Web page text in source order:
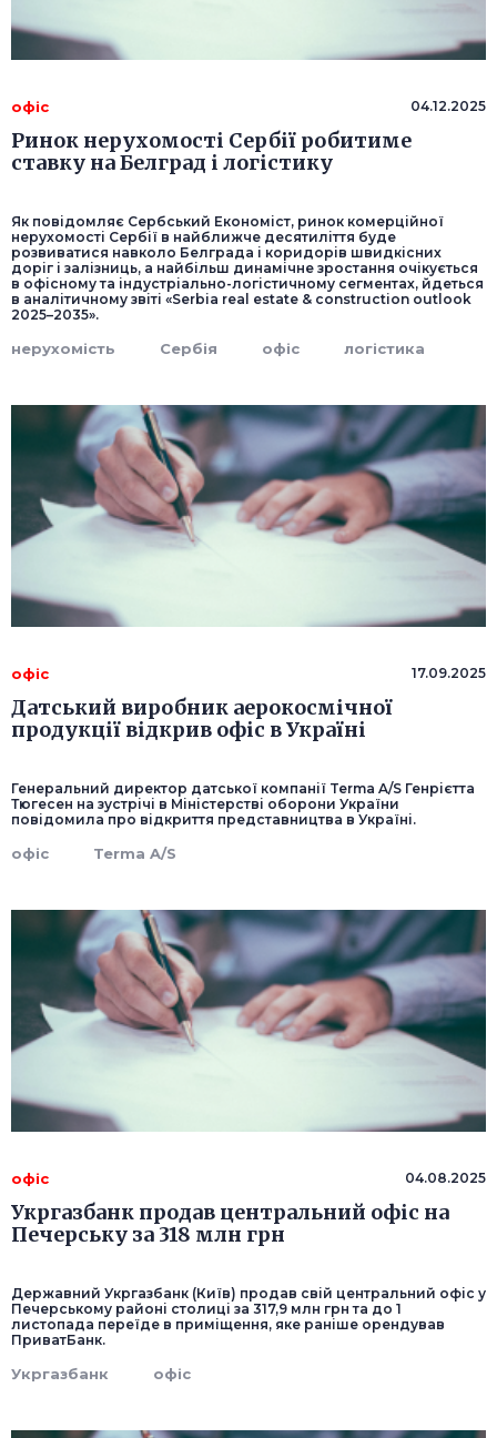
офіс 04.12.2025
Ринок нерухомості Сербії робитиме
ставку на Белград і логістику
Як повідомляє Сербський Економіст, ринок комерційної
нерухомості Сербії в найближче десятиліття буде
розвиватися навколо Белграда і коридорів швидкісних
доріг і залізниць, а найбільш динамічне зростання очікується
в офісному та індустріально-логістичному сегментах, йдеться
в аналітичному звіті «Serbia real estate & construction outlook
2025–2035».
нерухомість Сербія офіс логістика
офіс 17.09.2025
Датський виробник аерокосмічної
продукції відкрив офіс в Україні
Генеральний директор датської компанії Terma A/S Генрієтта
Тюгесен на зустрічі в Міністерстві оборони України
повідомила про відкриття представництва в Україні.
офіс Terma A/S
офіс 04.08.2025
Укргазбанк продав центральний офіс на
Печерську за 318 млн грн
Державний Укргазбанк (Київ) продав свій центральний офіс у
Печерському районі столиці за 317,9 млн грн та до 1
листопада переїде в приміщення, яке раніше орендував
ПриватБанк.
Укргазбанк офіс